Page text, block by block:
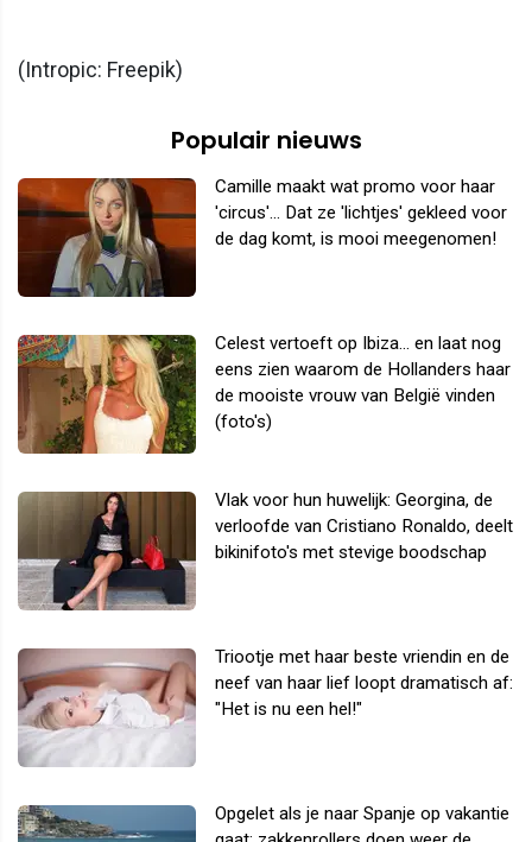
(Intropic: Freepik)
Populair nieuws
Camille maakt wat promo voor haar
'circus'... Dat ze 'lichtjes' gekleed voor
de dag komt, is mooi meegenomen!
Celest vertoeft op Ibiza... en laat nog
eens zien waarom de Hollanders haar
de mooiste vrouw van België vinden
(foto's)
Vlak voor hun huwelijk: Georgina, de
verloofde van Cristiano Ronaldo, deelt
bikinifoto's met stevige boodschap
Triootje met haar beste vriendin en de
neef van haar lief loopt dramatisch af:
"Het is nu een hel!"
Opgelet als je naar Spanje op vakantie